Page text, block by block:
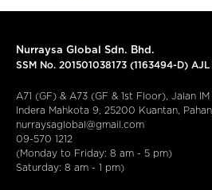
Nurraysa Global Sdn. Bhd.
SSM No. 201501038173 (1163494-D)
A71 (GF) & A73 (GF & 1st Floor), Jalan
Indera Mahkota 9, 25200 Kuantan,
nurraysaglobal@gmail.com
09-570 1212
(Monday to Friday: 8 am - 5 pm)
Saturday: 8 am - 1 pm)